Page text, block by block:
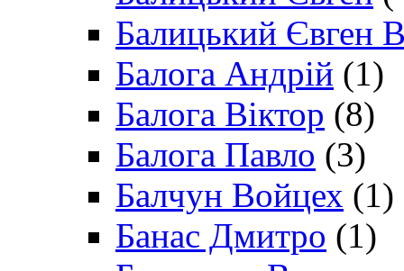
Балицький Євген
Балога Андрій (1)
Балога Віктор (8)
Балога Павло (3)
Балчун Войцех (1)
Банас Дмитро (1)